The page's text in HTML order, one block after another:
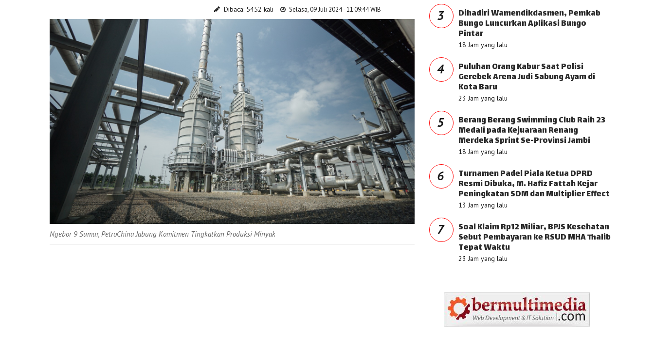
Dibaca: 5452 kali Selasa, 09 Juli 2024 - 11:09:44 WIB
Ngebor 9 Sumur, PetroChina Jabung Komitmen Tingkatkan Produksi Minyak
3 Dihadiri Wamendikdasmen, Pemkab
Bungo Luncurkan Aplikasi Bungo
Pintar
18 Jam yang lalu
4 Puluhan Orang Kabur Saat Polisi
Gerebek Arena Judi Sabung Ayam di
Kota Baru
23 Jam yang lalu
5 Berang Berang Swimming Club Raih 23
Medali pada Kejuaraan Renang
Merdeka Sprint Se-Provinsi Jambi
18 Jam yang lalu
6 Turnamen Padel Piala Ketua DPRD
Resmi Dibuka, M. Hafiz Fattah Kejar
Peningkatan SDM dan Multiplier Effect
13 Jam yang lalu
7 Soal Klaim Rp12 Miliar, BPJS Kesehatan
Sebut Pembayaran ke RSUD MHA Thalib
Tepat Waktu
23 Jam yang lalu